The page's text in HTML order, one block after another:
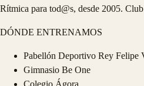
Rítmica para tod@s, desde 2005.
DÓNDE ENTRENAMOS
Pabellón Deportivo Rey Felipe
Gimnasio Be One
Colegio Ágora